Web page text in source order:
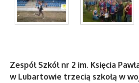
Zespół Szkół nr 2 im. Księcia
w Lubartowie trzecią szkołą w